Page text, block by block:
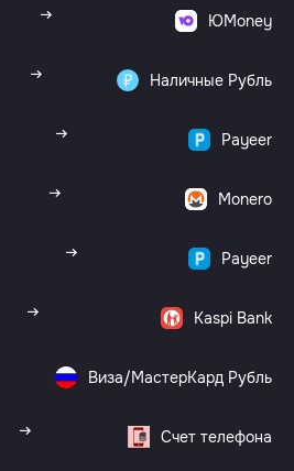
ЮMoney
Наличные Рубль
Payeer
Monero
Payeer
Kaspi Bank
Виза/МастерКард Рубль
Счет телефона